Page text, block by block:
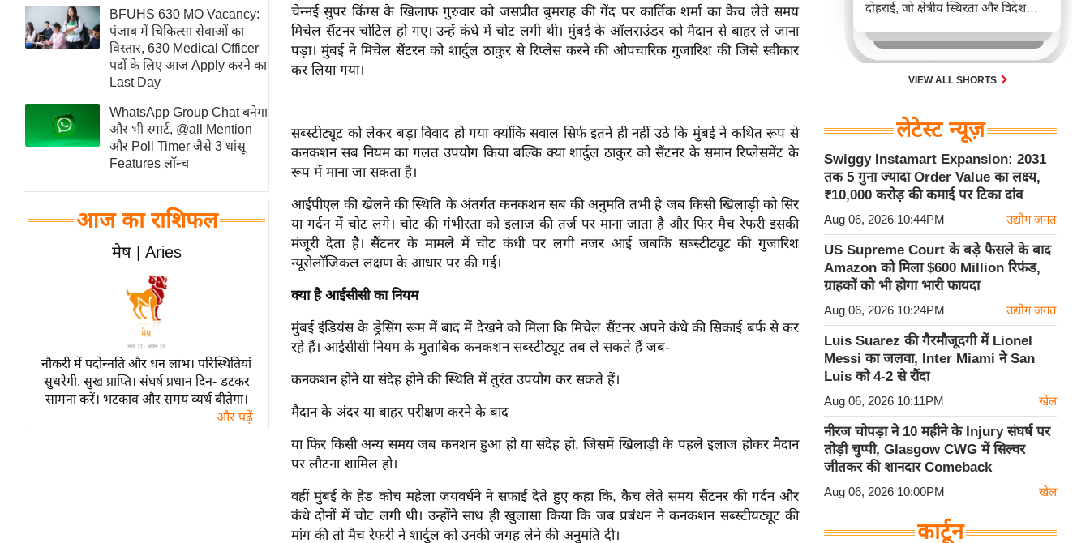
विश्लेषण
समसामयिक
मातृभूमि
स्तंभ
एम.
आर.
चाय पर
समीक्षा
व्रत
त्योहार
राशिफल
विशेष
BFUHS 630 MO Vacancy:
पंजाब में चिकित्सा सेवाओं का
विस्तार, 630 Medical Officer
पदों के लिए आज Apply करने का
Last Day
WhatsApp Group Chat बनेगा
और भी स्मार्ट, @all Mention
और Poll Timer जैसे 3 धांसू
Features लॉन्च
आज का राशिफल
मेष | Aries
नौकरी में पदोन्नति और धन लाभ। परिस्थितियां
सुधरेगी, सुख प्राप्ति। संघर्ष प्रधान दिन- डटकर
सामना करें। भटकाव और समय व्यर्थ बीतेगा।
और पढ़ें
चेन्नई सुपर किंग्स के खिलाफ गुरुवार को जसप्रीत बुमराह की गेंद पर कार्तिक शर्मा का कैच लेते समय
मिचेल सैंटनर चोटिल हो गए। उन्हें कंधे में चोट लगी थी। मुंबई के ऑलराउंडर को मैदान से बाहर ले जाना
पड़ा। मुंबई ने मिचेल सैंटरन को शार्दुल ठाकुर से रिप्लेस करने की औपचारिक गुजारिश की जिसे स्वीकार
कर लिया गया।
सब्स्टीट्यूट को लेकर बड़ा विवाद हो गया क्योंकि सवाल सिर्फ इतने ही नहीं उठे कि मुंबई ने कथित रूप से
कनकशन सब नियम का गलत उपयोग किया बल्कि क्या शार्दुल ठाकुर को सैंटनर के समान रिप्लेसमेंट के
रूप में माना जा सकता है।
आईपीएल की खेलने की स्थिति के अंतर्गत कनकशन सब की अनुमति तभी है जब किसी खिलाड़ी को सिर
या गर्दन में चोट लगे। चोट की गंभीरता को इलाज की तर्ज पर माना जाता है और फिर मैच रेफरी इसकी
मंजूरी देता है। सैंटनर के मामले में चोट कंधी पर लगी नजर आई जबकि सब्स्टीट्यूट की गुजारिश
न्यूरोलॉजिकल लक्षण के आधार पर की गई।
क्या है आईसीसी का नियम
मुंबई इंडियंस के ड्रेसिंग रूम में बाद में देखने को मिला कि मिचेल सैंटनर अपने कंधे की सिकाई बर्फ से कर
रहे हैं। आईसीसी नियम के मुताबिक कनकशन सब्स्टीट्यूट तब ले सकते हैं जब-
कनकशन होने या संदेह होने की स्थिति में तुरंत उपयोग कर सकते हैं।
मैदान के अंदर या बाहर परीक्षण करने के बाद
या फिर किसी अन्य समय जब कनशन हुआ हो या संदेह हो, जिसमें खिलाड़ी के पहले इलाज होकर मैदान
पर लौटना शामिल हो।
वहीं मुंबई के हेड कोच महेला जयवर्धने ने सफाई देते हुए कहा कि, कैच लेते समय सैंटनर की गर्दन और
कंधे दोनों में चोट लगी थी। उन्होंने साथ ही खुलासा किया कि जब प्रबंधन ने कनकशन सब्स्टीयट्यूट की
मांग की तो मैच रेफरी ने शार्दुल को उनकी जगह लेने की अनुमति दी।
दोहराई, जो क्षेत्रीय स्थिरता और विदेश
करता है।
VIEW ALL SHORTS
लेटेस्ट न्यूज़
Swiggy Instamart Expansion: 2031
तक 5 गुना ज्यादा Order Value का लक्ष्य,
₹10,000 करोड़ की कमाई पर टिका दांव
Aug 06, 2026 10:44PM उद्योग जगत
US Supreme Court के बड़े फैसले के बाद
Amazon को मिला $600 Million रिफंड,
ग्राहकों को भी होगा भारी फायदा
Aug 06, 2026 10:24PM उद्योग जगत
Luis Suarez की गैरमौजूदगी में Lionel
Messi का जलवा, Inter Miami ने San
Luis को 4-2 से रौंदा
Aug 06, 2026 10:11PM खेल
नीरज चोपड़ा ने 10 महीने के Injury संघर्ष पर
तोड़ी चुप्पी, Glasgow CWG में सिल्वर
जीतकर की शानदार Comeback
Aug 06, 2026 10:00PM खेल
कार्टून